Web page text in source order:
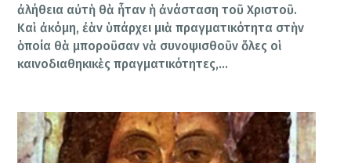
ἀλήθεια αὐτὴ θὰ ἦταν ἡ ἀνάσταση τοῦ Χριστοῦ.
Καὶ ἀκόμη, ἐὰν ὑπάρχει μιὰ πραγματικότητα στὴν
ὁποία θὰ μποροῦσαν νὰ συνοψισθοῦν ὅλες οἱ
καινοδιαθηκικὲς πραγματικότητες,…